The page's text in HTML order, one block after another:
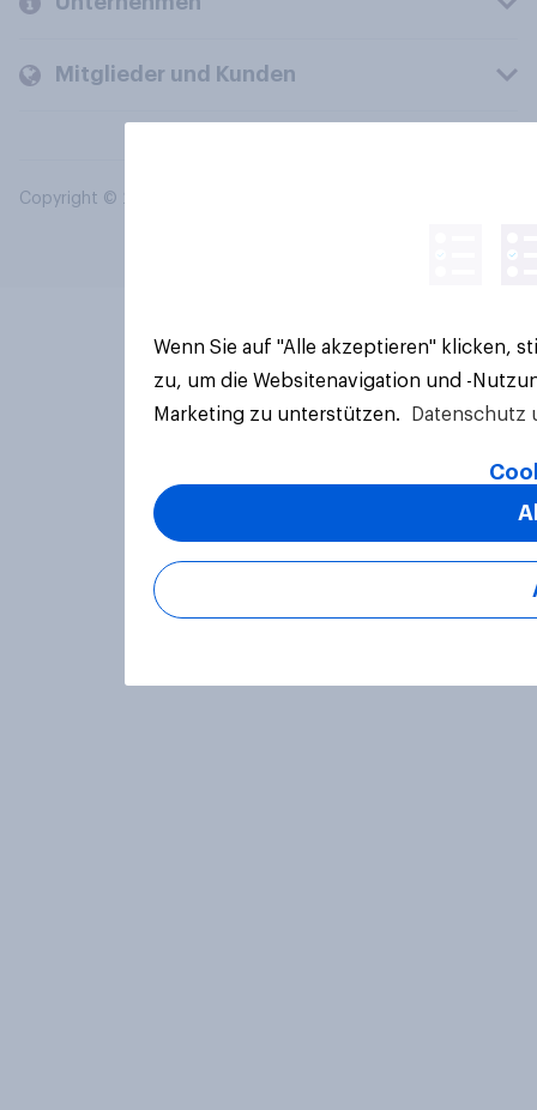
Mitglieder und Kunden
Copyright © 2026 YouGov PLC. Alle Rechte vorbehalten.
Wenn Sie auf "Alle akzeptieren" klicken,
zu, um die Websitenavigation und -
Marketing zu unterstützen.
Datenschutz